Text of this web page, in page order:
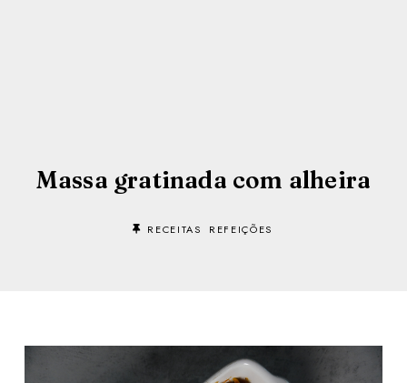
Massa gratinada com alheira
RECEITAS REFEIÇÕES